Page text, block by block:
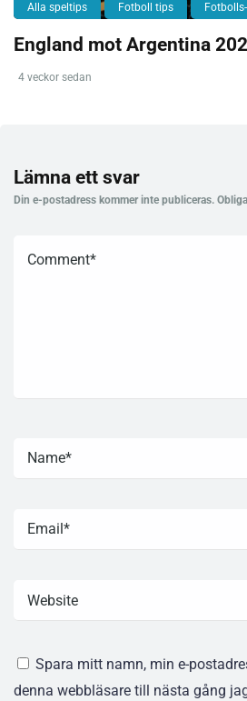
Alla speltips Fotboll tips
England mot Argentina
4 veckor sedan
Lämna ett svar
Din e-postadress kommer inte publiceras.
Spara mitt namn, min e-
denna webbläsare till nästa gång